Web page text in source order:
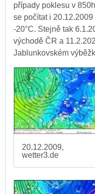
případy poklesu v
se počítat i
-20°C. Stejně tak
východě ČR a
Jablunkovském
20.12.2009,
wetter3.de